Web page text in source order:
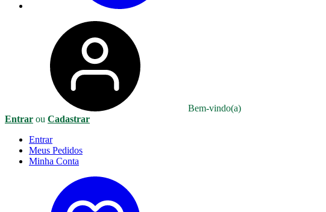
Bem-vindo(a)
Entrar ou Cadastrar
Entrar
Meus Pedidos
Minha Conta